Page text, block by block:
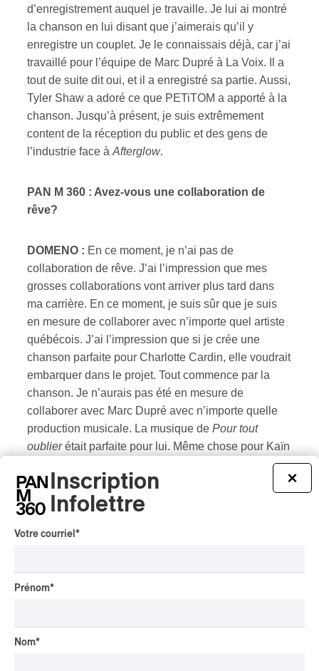
d’enregistrement auquel je travaille. Je lui ai montré
la chanson en lui disant que j’aimerais qu’il y
enregistre un couplet. Je le connaissais déjà, car j’ai
travaillé pour l’équipe de Marc Dupré à La Voix. Il a
tout de suite dit oui, et il a enregistré sa partie. Aussi,
Tyler Shaw a adoré ce que PETiTOM a apporté à la
chanson. Jusqu’à présent, je suis extrêmement
content de la réception du public et des gens de
l’industrie face àAfterglow.
PAN M 360 : Avez-vous une collaboration de
rêve?
DOMENO : En ce moment, je n’ai pas de
collaboration de rêve. J’ai l’impression que mes
grosses collaborations vont arriver plus tard dans
ma carrière. En ce moment, je suis sûr que je suis
en mesure de collaborer avec n’importe quel artiste
québécois. J’ai l’impression que si je crée une
chanson parfaite pour Charlotte Cardin, elle voudrait
embarquer dans le projet. Tout commence par la
chanson. Je n’aurais pas été en mesure de
collaborer avec Marc Dupré avec n’importe quelle
production musicale. La musique de Pour tout
oublierétait parfaite pour lui. Même chose pour Kaïn
sincèrement que je suis en mesure de collaborer
avec n’importe quel artiste. Cependant, je dois avoir
LA chanson parfaite.
après avoir créé votre chanson?
j’étais récemment en arrière-scène à un festival. J’ai
×
Inscription
Infolettre
Votre courriel *
Prénom*
Nom*